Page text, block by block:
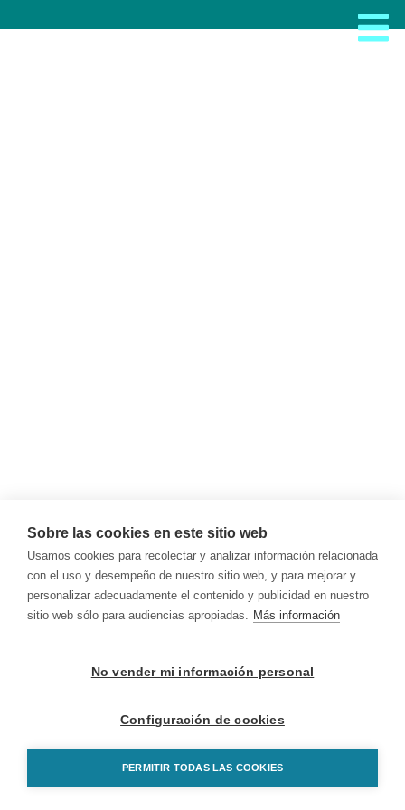
Sobre las cookies en este sitio web
Usamos cookies para recolectar y analizar información relacionada
con el uso y desempeño de nuestro sitio web, y para mejorar y
personalizar adecuadamente el contenido y publicidad en nuestro
sitio web sólo para audiencias apropiadas. Más información
No vender mi información personal
Configuración de cookies
PERMITIR TODAS LAS COOKIES